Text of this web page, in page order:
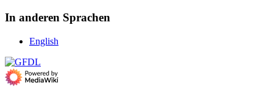
In anderen Sprachen
English